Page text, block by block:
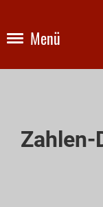
Menü
Zahlen-